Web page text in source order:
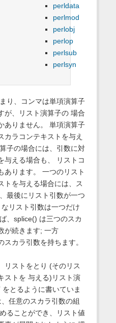
perldata
perlmod
perlobj
perlop
perlsub
perlsyn
り、コンマは単項演算子
が、リスト演算子の 場合
ありません。 単項演算子
カラコンテキストを与え
子の場合には、引数に対
与える場合も、 リストコ
あります。 一つのリスト
トを与える場合には、ス
最後にリスト引数が一つ
リスト引数は一つだけ
、splice() は三つのスカ
が続きます; 一方
カラ引数を持ちます。
リストをとり (そのリス
ストを 与える)リスト演
とるように書いていま
任意のスカラ引数の組
ることができ、リスト値